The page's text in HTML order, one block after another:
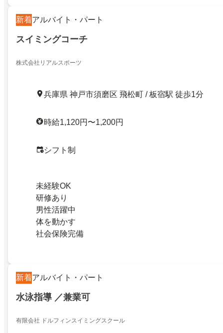
新着アルバイト・パート
スイミングコーチ
株式会社リアルスポーツ
兵庫県 神戸市須磨区 飛松町 / 板宿駅 徒歩1分
時給1,120円〜1,200円
シフト制
未経験OK
研修あり
男性活躍中
体を動かす
社会保険完備
新着アルバイト・パート
水泳指導 ／兼業可
有限会社 ドルフィンスイミングスクール